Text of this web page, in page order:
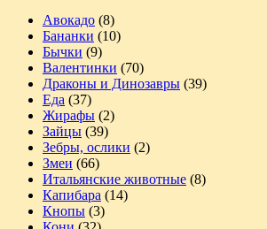
Авокадо (8)
Бананки (10)
Бычки (9)
Валентинки (70)
Драконы и Динозавры (39)
Еда (37)
Жирафы (2)
Зайцы (39)
Зебры, ослики (2)
Змеи (66)
Итальянские животные (8)
Капибара (14)
Кнопы (3)